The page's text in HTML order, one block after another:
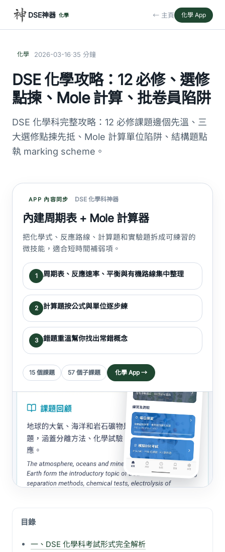
DSE神器 化學 ← 主頁 化學 App
化學 2026-03-16·35 分鐘
DSE 化學攻略：12 必修、選修
點揀、Mole 計算、批卷員陷阱
DSE 化學科完整攻略：12 必修課題邊個先溫、三
大選修點揀先抵、Mole 計算單位陷阱、結構題點
執 marking scheme。
APP 內容同步 DSE 化學科神器
內建周期表 + Mole 計算器
把化學式、反應路線、計算題和實驗題拆成可練習的
微技能，適合短時間補弱項。
1 周期表、反應速率、平衡與有機路線集中整理
2 計算題按公式與單位逐步練
3 錯題重溫幫你找出常錯概念
15 個課題 57 個子課題 化學 App →
目錄
一、DSE 化學科考試形式完全解析